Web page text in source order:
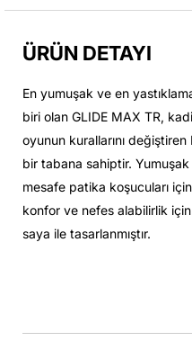
ÜRÜN DETAYI
En yumuşak ve en
biri olan GLIDE MAX TR,
oyunun kurallarını
bir tabana sahiptir.
mesafe patika koşucuları
konfor ve nefes alabilirlik
saya ile tasarlanmıştır.